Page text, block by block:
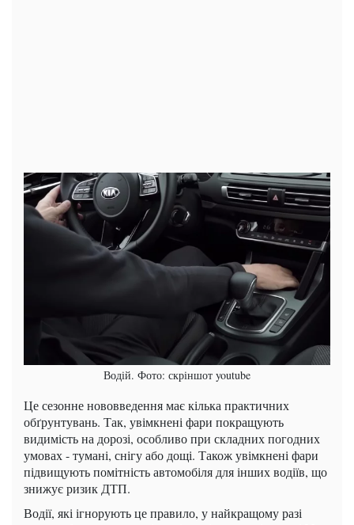
Водій. Фото: скріншот youtube
Це сезонне нововведення має кілька практичних
обґрунтувань. Так, увімкнені фари покращують
видимість на дорозі, особливо при складних погодних
умовах - тумані, снігу або дощі. Також увімкнені фари
підвищують помітність автомобіля для інших водіїв, що
знижує ризик ДТП.
Водії, які ігнорують це правило, у найкращому разі